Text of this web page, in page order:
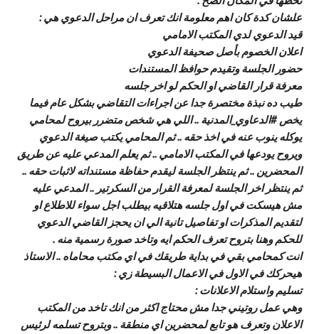
علشان كدة كان اهم معلومة انك تعرف ان مراحل الدعوي هي :
قيد الدعوي لدي المكتب الامامي
اعلان الخصوم بأصل صحيفة الدعوي
حضور الجلسة وتقيدم حوافظ المستندات
معرفة قرار القاضي او الحكم لو اخر جلسه
طيب ده نبذة مختصرة جدا عن اجراءات التقاضي بشكل عام فيما
يخص #الدعاوي_المدنية .. اللي هي شخص متضرر بيروح لمحامي
يوكله ينوب عنه في اخذ حقه .. ثم المحامي يكتب صيغة الدعوي
ويروح يودعها في المكتب الامامي .. ثم يعلم المدعي عليه عن طريق
المحضرين .. ثم ينتظر الجلسة ليقدم حفاظة مستنداته لاثبات حقه ..
ثم ينتظر اخر الجلسة لمعرفة القرار من السكرتير .. المدعي عليه
مش هيسكت في اول جلسه هتلاقيه بيطلب اجل سواء للاطلاع او
لتقديم المذكرات او تفاصيل تانية الي ان يحجز القاضي الدعوي
للحكم وهنا بتروح تعرف الحكم ايه وتاخد صورة رسمية منه .
انت كمحامي بقي في بداية طريقك في اي مكتب محاماه .. الاستاذ
هيحركك في الاول في الاعمال البسيطة زي :
تسليم واستلام الاعلانات :
وهي عمل روتيني جدا مش محتاج اكثر من انك تاخد من المكتب
الاعلان وتعرف هو تابع لمحضرين اي منطقة .. وبتروح تسلمه لرئيس